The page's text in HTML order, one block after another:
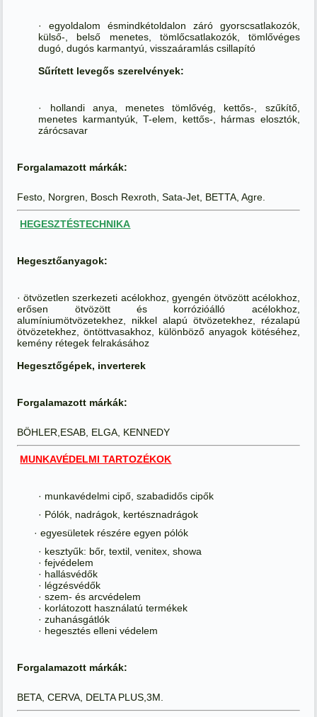
· egyoldalom ésmindkétoldalon záró gyorscsatlakozók,
külső-, belső menetes, tömlőcsatlakozók, tömlővéges
dugó, dugós karmantyú, visszaáramlás csillapító
Sűrített levegős szerelvények:
· hollandi anya, menetes tömlővég, kettős-, szűkítő,
menetes karmantyúk, T-elem, kettős-, hármas elosztók,
zárócsavar
Forgalamazott márkák:
Festo, Norgren, Bosch Rexroth, Sata-Jet, BETTA, Agre.
HEGESZTÉSTECHNIKA
Hegesztőanyagok:
· ötvözetlen szerkezeti acélokhoz, gyengén ötvözött acélokhoz,
erősen ötvözött és korrózióálló acélokhoz,
alumíniumötvözetekhez, nikkel alapú ötvözetekhez, rézalapú
ötvözetekhez, öntöttvasakhoz, különböző anyagok kötéséhez,
kemény rétegek felrakásához
Hegesztőgépek, inverterek
Forgalamazott márkák:
BÖHLER,ESAB, ELGA, KENNEDY
MUNKAVÉDELMI TARTOZÉKOK
· munkavédelmi cipő, szabadidős cipők
· Pólók, nadrágok, kertésznadrágok
· egyesületek részére egyen pólók
· kesztyűk: bőr, textil, venitex, showa
· fejvédelem
· hallásvédők
· légzésvédők
· szem- és arcvédelem
· korlátozott használatú termékek
· zuhanásgátlók
· hegesztés elleni védelem
Forgalamazott márkák:
BETA, CERVA, DELTA PLUS,3M.